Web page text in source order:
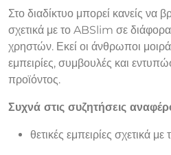
Στο διαδίκτυο μπορεί κανείς να
σχετικά με το ABSlim σε
χρηστών. Εκεί οι άνθρωποι
εμπειρίες, συμβουλές και
προϊόντος.
Συχνά στις συζητήσεις
θετικές εμπειρίες σχετικά